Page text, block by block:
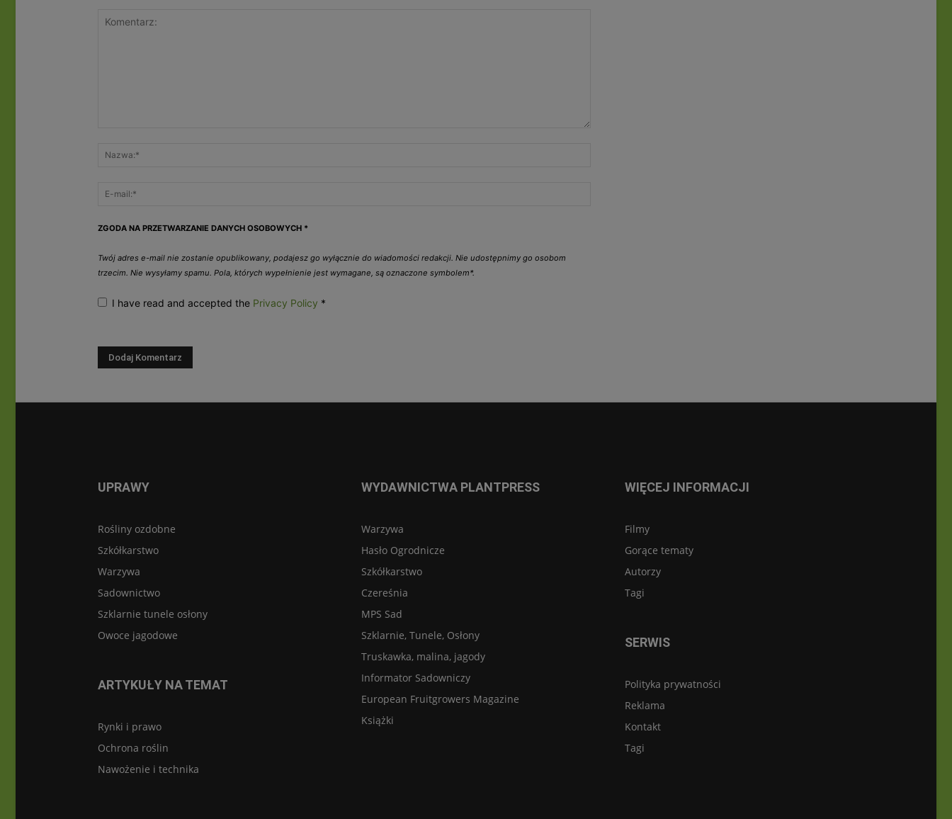
ZGODA NA PRZETWARZANIE DANYCH OSOBOWYCH *
Twój adres e-mail nie zostanie opublikowany, podajesz go wyłącznie do wiadomości redakcji. Nie udostępnimy go osobom
trzecim. Nie wysyłamy spamu. Pola, których wypełnienie jest wymagane, są oznaczone symbolem*.
I have read and accepted the Privacy Policy *
UPRAWY
Rośliny ozdobne
Szkółkarstwo
Warzywa
Sadownictwo
Szklarnie tunele osłony
Owoce jagodowe
ARTYKUŁY NA TEMAT
Rynki i prawo
Ochrona roślin
Nawożenie i technika
WYDAWNICTWA PLANTPRESS
Warzywa
Hasło Ogrodnicze
Szkółkarstwo
Czereśnia
MPS Sad
Szklarnie, Tunele, Osłony
Truskawka, malina, jagody
Informator Sadowniczy
European Fruitgrowers Magazine
Książki
WIĘCEJ INFORMACJI
Filmy
Gorące tematy
Autorzy
Tagi
SERWIS
Polityka prywatności
Reklama
Kontakt
Tagi